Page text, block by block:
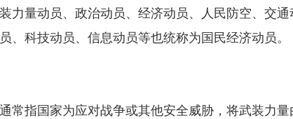
量动员、政治动员、经济动员、人民防空、交通
科技动员、信息动员等也统称为国民经济动员。
指国家为应对战争或其他安全威胁，将武装力量